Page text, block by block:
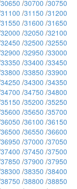
30650 /30700 /30750
31100 /31150 /31200
31550 /31600 /31650
32000 /32050 /32100
32450 /32500 /32550
32900 /32950 /33000
33350 /33400 /33450
33800 /33850 /33900
34250 /34300 /34350
34700 /34750 /34800
35150 /35200 /35250
35600 /35650 /35700
36050 /36100 /36150
36500 /36550 /36600
36950 /37000 /37050
37400 /37450 /37500
37850 /37900 /37950
38300 /38350 /38400
38750 /38800 /38850